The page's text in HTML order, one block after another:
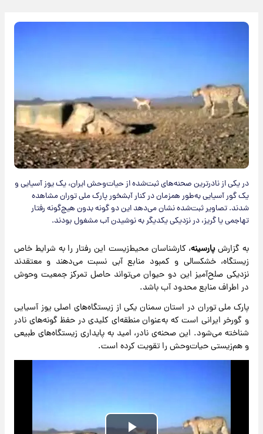
در یکی از نادرترین صحنه‌های ثبت‌شده از حیات‌وحش ایران، یک یوز آسیایی و
یک گور آسیایی به‌طور همزمان در کنار آبشخور پارک ملی توران مشاهده
شدند. تصاویر ثبت‌شده نشان می‌دهد این دو گونه بدون هیچ‌گونه رفتار
تهاجمی یا گریز، در نزدیکی یکدیگر به نوشیدن آب مشغول بودند.
به گزارشپارسینه، کارشناسان محیط‌زیست این رفتار را به شرایط خاص
زیستگاه، خشکسالی و کمبود منابع آبی نسبت می‌دهند و معتقدند
نزدیکی صلح‌آمیز این دو حیوان می‌تواند حاصل تمرکز جمعیت وحوش
در اطراف منابع محدود آب باشد.
پارک ملی توران در استان سمنان یکی از زیستگاه‌های اصلی یوز آسیایی
و گورخر ایرانی است که به‌عنوان منطقه‌ای کلیدی در حفظ گونه‌های نادر
شناخته می‌شود. این صحنه‌ی نادر، امید به پایداری زیستگاه‌های طبیعی
و هم‌زیستی حیات‌وحش را تقویت کرده است.